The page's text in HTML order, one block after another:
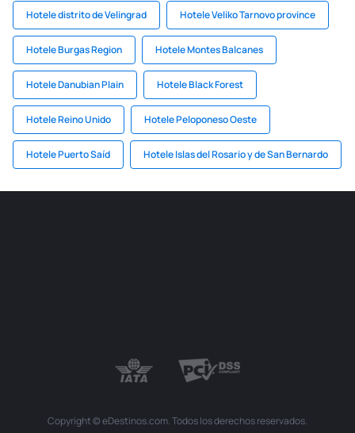
Hotele distrito de Velingrad Hotele Veliko Tarnovo province
Hotele Burgas Region Hotele Montes Balcanes
Hotele Danubian Plain Hotele Black Forest
Hotele Reino Unido Hotele Peloponeso Oeste
Hotele Puerto Saíd Hotele Islas del Rosario y de San Bernardo
Copyright © eDestinos.com. Todos los derechos reservados.